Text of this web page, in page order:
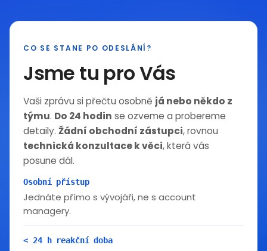
CO SE STANE PO ODESLÁNÍ?
Jsme tu pro Vás
Vaši zprávu si přečtu osobně já nebo někdo z
týmu. Do 24 hodin se ozveme a probereme
detaily.Žádní obchodní zástupci, rovnou
technická konzultace k věci, která vás
posune dál.
Osobní přístup
Jednáte přímo s vývojáři, ne s account
managery.
< 24 h reakční doba